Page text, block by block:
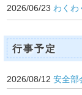
2026/06/23 わくわ
行事予定
2026/08/12安全部